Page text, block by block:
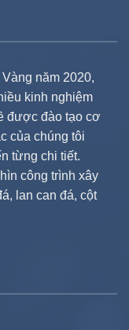
năm 2020,
kinh nghiệm
được đào tạo cơ
của chúng tôi
từng chi tiết.
công trình xây
lan can đá, cột